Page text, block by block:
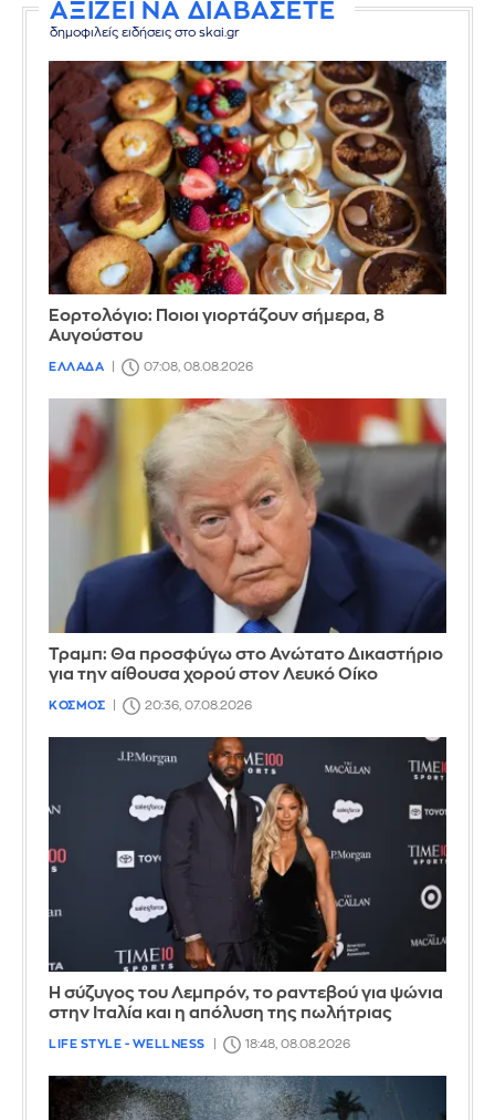
ΑΞΙΖΕΙ ΝΑ ΔΙΑΒΑΣΕΤΕ
δημοφιλείς ειδήσεις στο skai.gr
Εορτολόγιο: Ποιοι γιορτάζουν σήμερα, 8
Αυγούστου
ΕΛΛΑΔΑ 07:08, 08.08.2026
Τραμπ: Θα προσφύγω στο Ανώτατο Δικαστήριο
για την αίθουσα χορού στον Λευκό Οίκο
ΚΟΣΜΟΣ 20:36, 07.08.2026
Η σύζυγος του Λεμπρόν, το ραντεβού για ψώνια
στην Ιταλία και η απόλυση της πωλήτριας
LIFE STYLE - WELLNESS 18:48, 08.08.2026